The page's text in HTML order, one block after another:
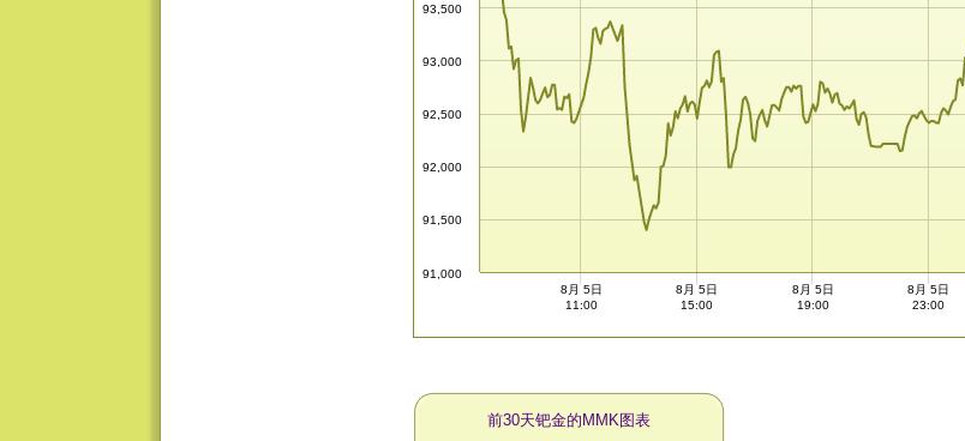
91,000
91,500
92,000
92,500
93,000
93,500
8月 5日
11:00
8月 5日
15:00
8月 5日
19:00
8月 5日
23:00
前30天钯金的MMK图表